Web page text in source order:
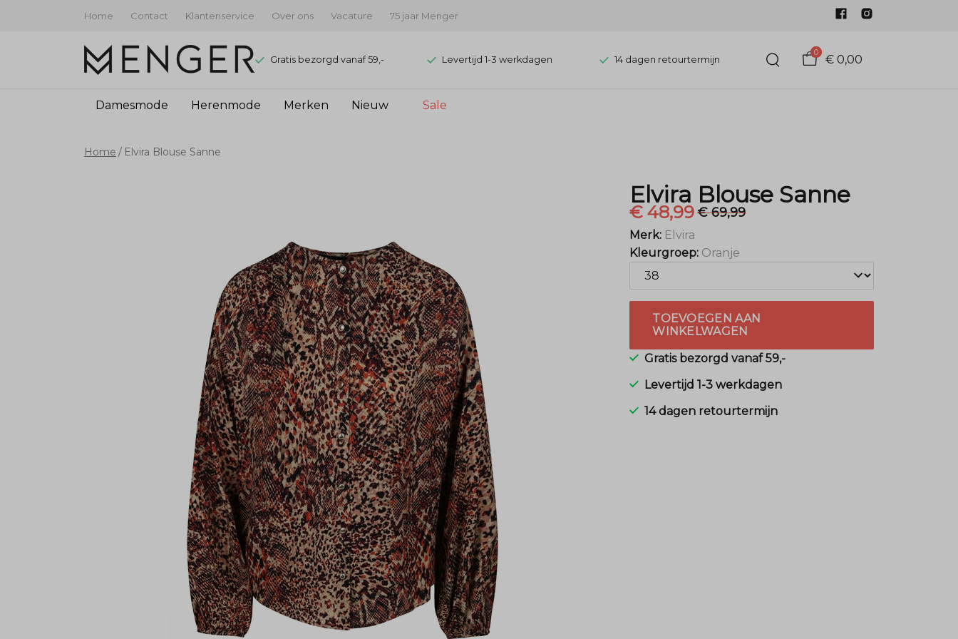
Home Contact Klantenservice Over ons Vacature 75 jaar Menger
Gratis bezorgd vanaf 59,- Levertijd 1-3 werkdagen 14 dagen retourtermijn
0
€ 0,00
Damesmode Herenmode Merken Nieuw Sale
Elvira
Blouse
Home Elvira Blouse Sanne
Elvira Blouse Sanne
€ 48,99€ 69,99
Merk: Elvira
Kleurgroep: Oranje
TOEVOEGEN AAN
WINKELWAGEN
Gratis bezorgd vanaf 59,-
Levertijd 1-3 werkdagen
14 dagen retourtermijn